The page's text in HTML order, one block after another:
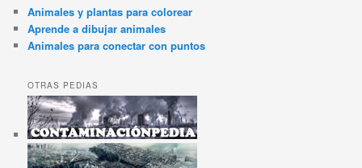
Animales y plantas para colorear
Aprende a dibujar animales
Animales para conectar con puntos
OTRAS PEDIAS